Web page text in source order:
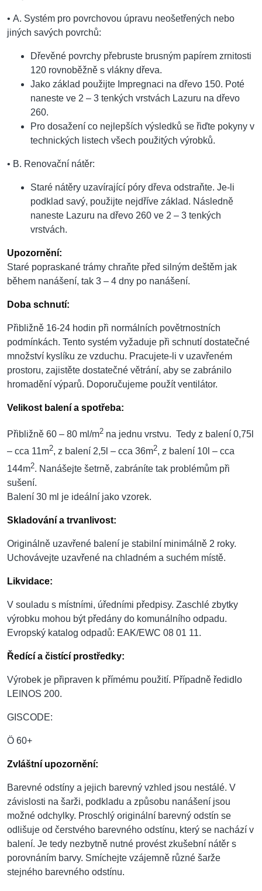
• A. Systém pro povrchovou úpravu neošetřených nebo
jiných savých povrchů:
Dřevěné povrchy přebruste brusným papírem zrnitosti
120 rovnoběžně s vlákny dřeva.
Jako základ použijte Impregnaci na dřevo 150. Poté
naneste ve 2 – 3 tenkých vrstvách Lazuru na dřevo
260.
Pro dosažení co nejlepších výsledků se řiďte pokyny v
technických listech všech použitých výrobků.
• B. Renovační nátěr:
Staré nátěry uzavírající póry dřeva odstraňte. Je-li
podklad savý, použijte nejdříve základ. Následně
naneste Lazuru na dřevo 260 ve 2 – 3 tenkých
vrstvách.
Upozornění:
Staré popraskané trámy chraňte před silným deštěm jak
během nanášení, tak 3 – 4 dny po nanášení.
Doba schnutí:
Přibližně 16-24 hodin při normálních povětrnostních
podmínkách. Tento systém vyžaduje při schnutí dostatečné
množství kyslíku ze vzduchu. Pracujete-li v uzavřeném
prostoru, zajistěte dostatečné větrání, aby se zabránilo
hromadění výparů. Doporučujeme použít ventilátor.
Velikost balení a spotřeba:
Přibližně 60 – 80 ml/m2 na jednu vrstvu. Tedy z balení 0,75l
– cca 11m2, z balení 2,5l – cca 36m2, z balení 10l – cca
144m2. Nanášejte šetrně, zabráníte tak problémům při
sušení.
Balení 30 ml je ideální jako vzorek.
Skladování a trvanlivost:
Originálně uzavřené balení je stabilní minimálně 2 roky.
Uchovávejte uzavřené na chladném a suchém místě.
Likvidace:
V souladu s místními, úředními předpisy. Zaschlé zbytky
výrobku mohou být předány do komunálního odpadu.
Evropský katalog odpadů: EAK/EWC 08 01 11.
Ředící a čistící prostředky:
Výrobek je připraven k přímému použití. Případně ředidlo
LEINOS 200.
GISCODE:
Ö 60+
Zvláštní upozornění:
Barevné odstíny a jejich barevný vzhled jsou nestálé. V
závislosti na šarži, podkladu a způsobu nanášení jsou
možné odchylky. Proschlý originální barevný odstín se
odlišuje od čerstvého barevného odstínu, který se nachází v
balení. Je tedy nezbytně nutné provést zkušební nátěr s
porovnáním barvy. Smíchejte vzájemně různé šarže
stejného barevného odstínu.